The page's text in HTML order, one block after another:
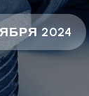
2024